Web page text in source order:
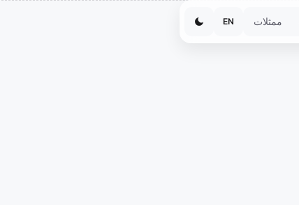
ممثلات EN